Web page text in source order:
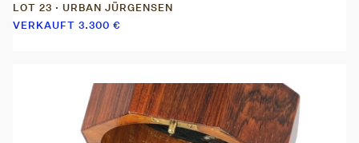
LOT 23 · URBAN JÜRGENSEN
VERKAUFT 3.300 €